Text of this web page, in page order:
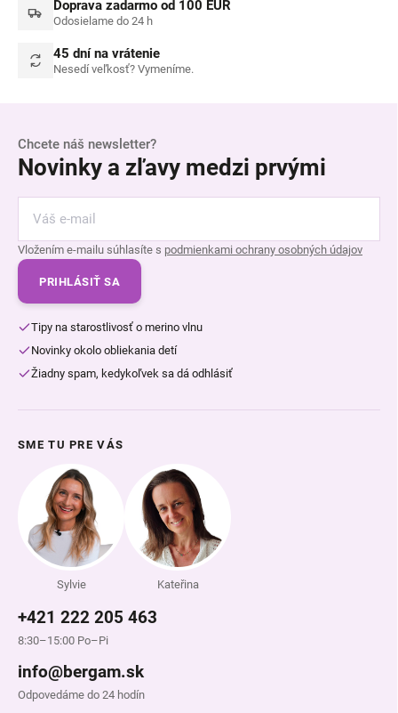
Doprava zadarmo od 100 EUR
Odosielame do 24 h
45 dní na vrátenie
Nesedí veľkosť? Vymeníme.
Chcete náš newsletter?
Novinky a zľavy medzi prvými
Vložením e-mailu súhlasíte s podmienkami ochrany osobných údajov
PRIHLÁSIŤ SA
Tipy na starostlivosť o merino vlnu
Novinky okolo obliekania detí
Žiadny spam, kedykoľvek sa dá odhlásiť
SME TU PRE VÁS
Sylvie Kateřina
+421 222 205 463
8:30–15:00 Po–Pi
info@bergam.sk
Odpovedáme do 24 hodín